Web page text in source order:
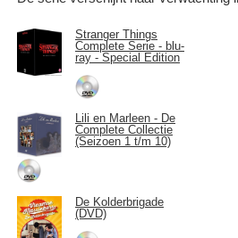
Stranger Things
Complete Serie - blu-
ray - Special Edition
Lili en Marleen - De
Complete Collectie
(Seizoen 1 t/m 10)
De Kolderbrigade
(DVD)